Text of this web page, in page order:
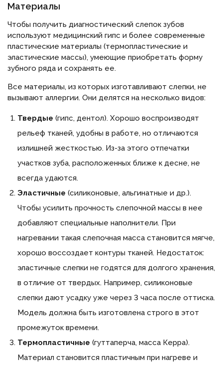
Материалы
Чтобы получить диагностический слепок зубов
используют медицинский гипс и более современные
пластические материалы (термопластические и
эластические массы), умеющие приобретать форму
зубного ряда и сохранять ее.
Все материалы, из которых изготавливают слепки, не
вызывают аллергии. Они делятся на несколько видов:
Твердые (гипс, дентол). Хорошо воспроизводят
рельеф тканей, удобны в работе, но отличаются
излишней жесткостью. Из-за этого отпечатки
участков зуба, расположенных ближе к десне, не
всегда удаются.
Эластичные (силиконовые, альгинатные и др.).
Чтобы усилить прочность слепочной массы в нее
добавляют специальные наполнители. При
нагревании такая слепочная масса становится мягче,
хорошо воссоздает контуры тканей. Недостаток:
эластичные слепки не годятся для долгого хранения,
в отличие от твердых. Например, силиконовые
слепки дают усадку уже через 3 часа после оттиска.
Модель должна быть изготовлена строго в этот
промежуток времени.
Термопластичные (гуттаперча, масса Керра).
Материал становится пластичным при нагреве и